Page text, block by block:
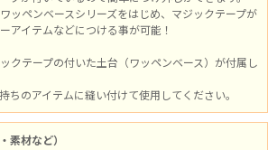
ッペンベースシリーズをはじめ、マジックテープが
アイテムなどにつける事が可能！
クテープの付いた土台（ワッペンベース）が付属し
ちのアイテムに縫い付けて使用してください。
素材など）